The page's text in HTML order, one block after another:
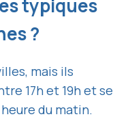
typiques
?
mais ils
17h et 19h et se
du matin.